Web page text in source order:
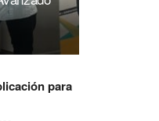
para